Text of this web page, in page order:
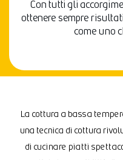
Con tutti gli
ottenere sempre
come uno
La cottura a bassa
una tecnica di cottura
di cucinare piatti